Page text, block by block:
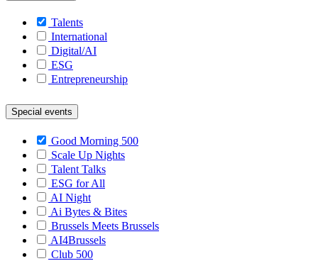
Talents
International
Digital/AI
ESG
Entrepreneurship
Special events
Good Morning 500
Scale Up Nights
Talent Talks
ESG for All
AI Night
Ai Bytes & Bites
Brussels Meets Brussels
AI4Brussels
Club 500